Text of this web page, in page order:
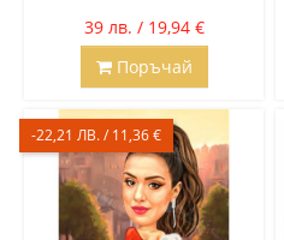
39 лв. / 19,94 €
Поръчай
-22,21 ЛВ. / 11,36 €